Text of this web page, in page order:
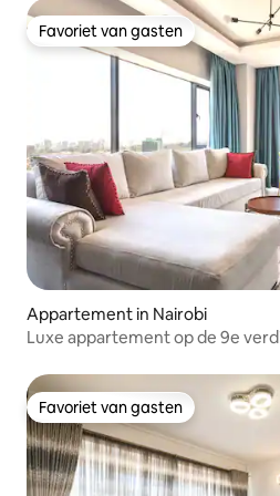
Favoriet van gasten
Favoriet van gasten
Appartement in Nairobi
Luxe appartement op de 9e
Favoriet van gasten
Favoriet van gasten